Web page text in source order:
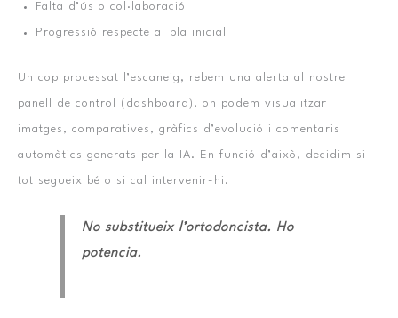
Falta d’ús o col·laboració
Progressió respecte al pla inicial
Un cop processat l’escaneig, rebem una alerta al nostre
panell de control (dashboard), on podem visualitzar
imatges, comparatives, gràfics d’evolució i comentaris
automàtics generats per la IA. En funció d’això, decidim si
tot segueix bé o si cal intervenir-hi.
No substitueix l’ortodoncista. Ho
potencia.